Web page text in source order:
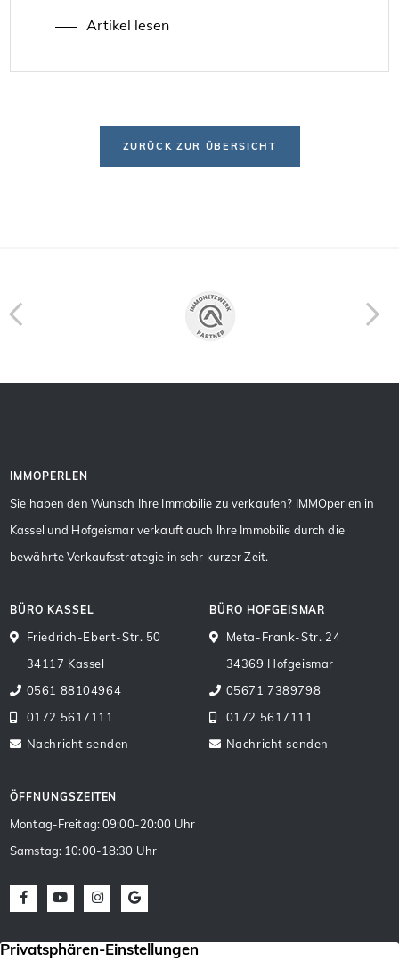
Artikel lesen
ZURÜCK ZUR ÜBERSICHT
IMMOPERLEN
Sie haben den Wunsch Ihre Immobilie zu verkaufen? IMMOperlen in
Kassel und Hofgeismar verkauft auch Ihre Immobilie durch die
bewährte Verkaufsstrategie in sehr kurzer Zeit.
BÜRO KASSEL
Friedrich-Ebert-Str. 50
34117 Kassel
0561 88104964
0172 5617111
Nachricht senden
BÜRO HOFGEISMAR
Meta-Frank-Str. 24
34369 Hofgeismar
05671 7389798
0172 5617111
Nachricht senden
ÖFFNUNGSZEITEN
Montag-Freitag: 09:00-20:00 Uhr
Samstag: 10:00-18:30 Uhr
FacebookYoutubeInstagramGoogle Maps